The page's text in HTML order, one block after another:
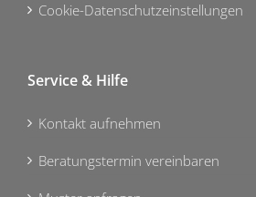
Cookie-Datenschutzeinstellungen
Service & Hilfe
Kontakt aufnehmen
Beratungstermin vereinbaren